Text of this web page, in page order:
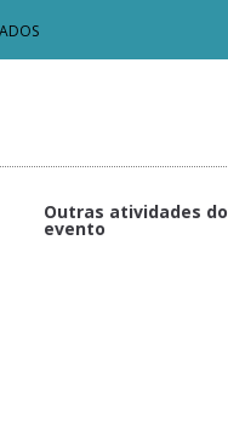
Outras atividades do
evento